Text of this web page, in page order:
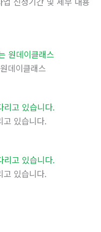
데이클래스
고 있습니다.
고 있습니다.